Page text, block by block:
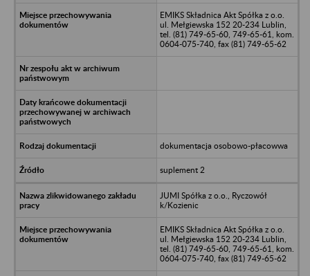
EMIKS Składnica Akt Spółka z o.o.
ul. Mełgiewska 152 20-234 Lublin,
tel. (81) 749-65-60, 749-65-61, kom.
0604-075-740, fax (81) 749-65-62
dokumentacja osobowo-płacowwa
suplement 2
JUMI Spółka z o.o., Ryczowół
k/Kozienic
EMIKS Składnica Akt Spółka z o.o.
ul. Mełgiewska 152 20-234 Lublin,
tel. (81) 749-65-60, 749-65-61, kom.
0604-075-740, fax (81) 749-65-62